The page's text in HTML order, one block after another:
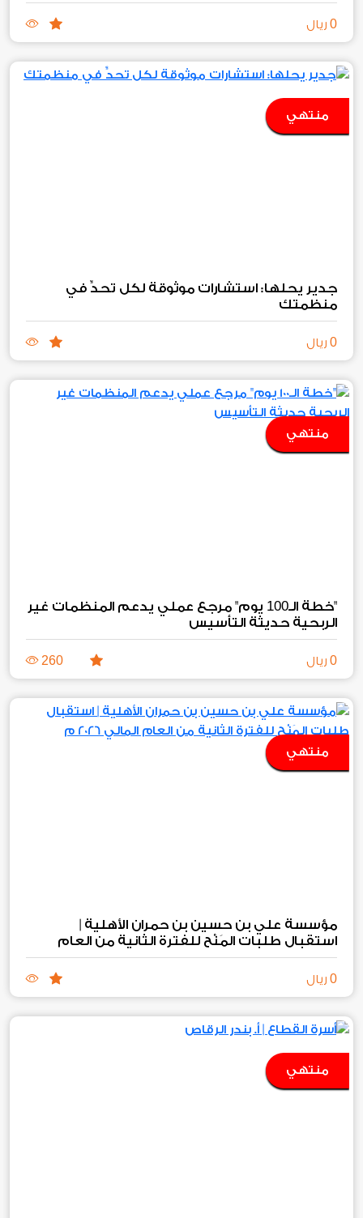
0 ريال
منتهي
جدير يحلها: استشارات موثوقة لكل تحدٍّ في
منظمتك
0 ريال
منتهي
"خطة الـ100
يوم" مرجع عملي يدعم المنظمات غير
الربحية حديثة التأسيس
0 ريال 260
منتهي
استقبال طلبات المَنْح للفترة الثانية من العام
المالي2026م
0 ريال
منتهي